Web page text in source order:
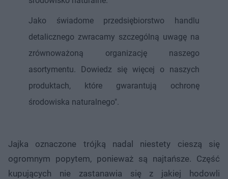
Jako świadome przedsiębiorstwo handlu
detalicznego zwracamy szczególną uwagę na
zrównoważoną organizację naszego
asortymentu. Dowiedz się więcej o naszych
produktach, które gwarantują ochronę
środowiska naturalnego".
Jajka oznaczone trójką nadal niestety cieszą się
ogromnym popytem, ponieważ są najtańsze. Część
kupujących nie zastanawia się z jakiej hodowli